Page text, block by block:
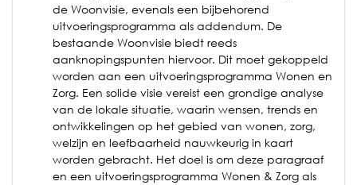
de Woonvisie, evenals een bijbehorend
uitvoeringsprogramma als addendum. De
bestaande Woonvisie biedt reeds
aanknopingspunten hiervoor. Dit moet gekoppeld
worden aan een uitvoeringsprogramma Wonen en
Zorg. Een solide visie vereist een grondige analyse
van de lokale situatie, waarin wensen, trends en
ontwikkelingen op het gebied van wonen, zorg,
welzijn en leefbaarheid nauwkeurig in kaart
worden gebracht. Het doel is om deze paragraaf
en een uitvoeringsprogramma Wonen & Zorg als